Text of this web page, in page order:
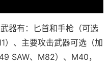
器有：匕首和手枪（可选
、主要攻击武器可选（加
SAW、M82）、M40，